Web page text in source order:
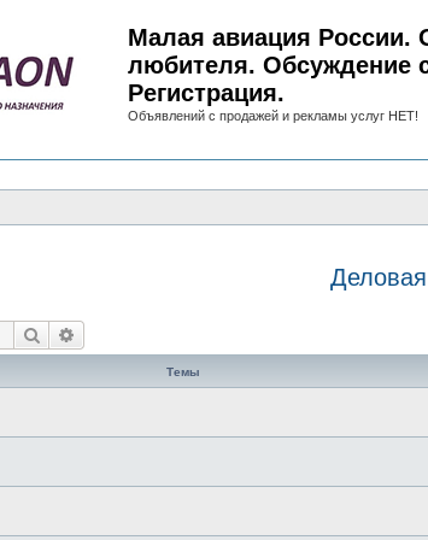
Малая авиация России.
любителя. Обсуждение
Регистрация.
Объявлений с продажей и рекламы услуг НЕТ!
Поиск
Темы